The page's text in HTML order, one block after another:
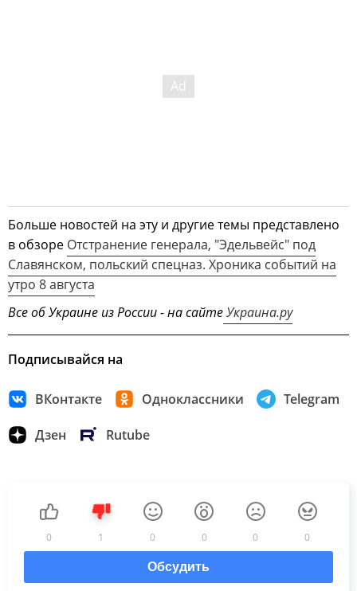
Больше новостей на эту и другие темы представлено
в обзоре Отстранение генерала, "Эдельвейс" под
Славянском, польский спецназ. Хроника событий на
утро 8 августа
Все об Украине из России - на сайтеУкраина.ру
Подписывайся на
ВКонтакте Одноклассники Telegram
Дзен Rutube
0 1 0 0 0 0
Обсудить